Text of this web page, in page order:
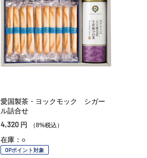
愛国製茶・ヨックモック シガー
ル詰合せ
4,320 円 （8%税込）
在庫：○
OPポイント対象